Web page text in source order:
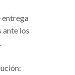
entrega
ante los